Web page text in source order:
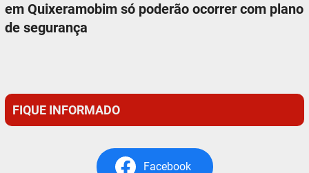
em Quixeramobim só poderão ocorrer com plano
de segurança
FIQUE INFORMADO
Facebook